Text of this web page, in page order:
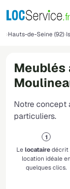
Hauts-de-Seine (92)
Meublés
Notre concept
particuliers.
Lelocatairedécrit
location idéale en
quelques clics.